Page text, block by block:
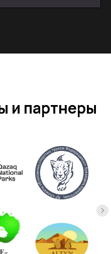
и партнеры